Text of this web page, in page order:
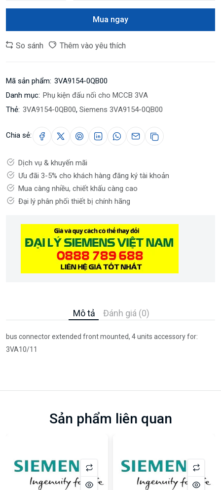
Mua ngay
So sánh Thêm vào yêu thích
Mã sản phẩm: 3VA9154-0QB00
Danh mục: Phụ kiện đấu nối cho MCCB 3VA
Thẻ: 3VA9154-0QB00, Siemens 3VA9154-0QB00
Chia sẻ:
Dịch vụ & khuyến mãi
Ưu đãi 3-5% cho khách hàng đăng ký tài khoản
Mua càng nhiều, chiết khấu càng cao
Đại lý phân phối thiết bị chính hãng
Mô tả Đánh giá (0)
bus connector extended front mounted, 4 units accessory for:
3VA10/11
Sản phẩm liên quan